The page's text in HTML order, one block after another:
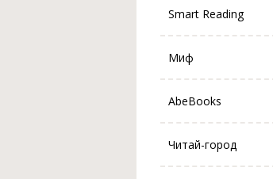
Smart Reading
Миф
AbeBooks
Читай-город